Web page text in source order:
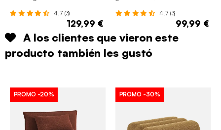
4.7 (3)
129,99 €
4.7 (3)
99,99 €
A los clientes que vieron este
producto también les gustó
PROMO -20% PROMO -30%